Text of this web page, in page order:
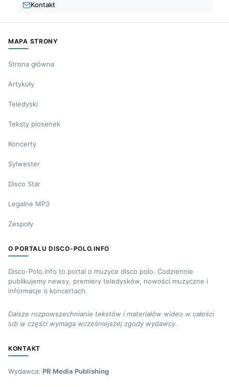
Kontakt
MAPA STRONY
Strona główna
Artykuły
Teledyski
Teksty piosenek
Koncerty
Sylwester
Disco Star
Legalne MP3
Zespoły
O PORTALU DISCO-POLO.INFO
Disco-Polo.info to portal o muzyce disco polo. Codziennie
publikujemy newsy, premiery teledysków, nowości muzyczne i
informacje o koncertach.
Dalsze rozpowszechnianie tekstów i materiałów wideo w całości
lub w części wymaga wcześniejszej zgody wydawcy.
KONTAKT
Wydawca: PR Media Publishing